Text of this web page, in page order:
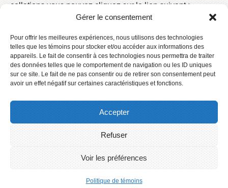
Gérer le consentement
Pour offrir les meilleures expériences, nous utilisons des technologies
telles que les témoins pour stocker et/ou accéder aux informations des
appareils. Le fait de consentir à ces technologies nous permettra de traiter
des données telles que le comportement de navigation ou les ID uniques
sur ce site. Le fait de ne pas consentir ou de retirer son consentement peut
avoir un effet négatif sur certaines caractéristiques et fonctions.
Accepter
Refuser
Voir les préférences
Politique de témoins
collations vous pouvez cliquez sur le lien suivant :
POLITIQUE ALIMENTAIRE ÉCOLE NORJOLI
Tel que prévu dans laPolitique alimentairedu Centre de
services scolaire des Phares, l’usage de la gomme, des
friandises et des boissons énergisantes est interdit à
l’école ainsi que dans l’autobus scolaire.
Accueil Contact
2016 © Centre de services scolaire des Phares